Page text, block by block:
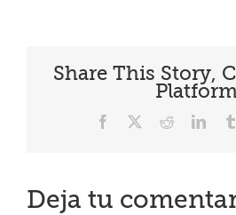
Share This Story,
Facebook Reddit
Deja tu